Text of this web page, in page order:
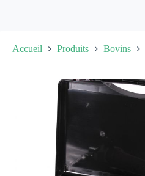
Accueil Produits Bovins